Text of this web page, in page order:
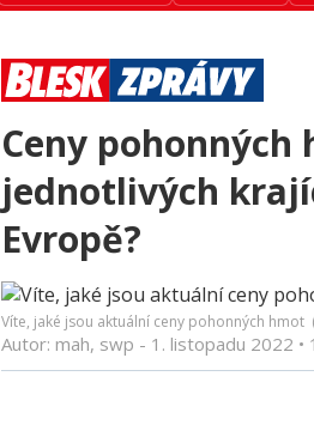
Ceny
jednotlivých
Evropě?
Víte, jaké jsou aktuální ceny pohonných hmot
Autor: mah, swp - 1. listopadu 2022 •